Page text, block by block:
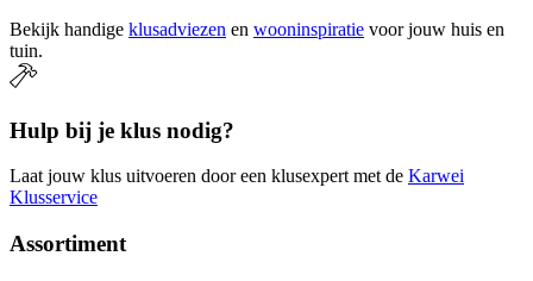
Bekijk handige klusadviezen en wooninspiratie voor jouw huis en
tuin.
Hulp bij je klus nodig?
Laat jouw klus uitvoeren door een klusexpert met de Karwei
Klusservice
Assortiment